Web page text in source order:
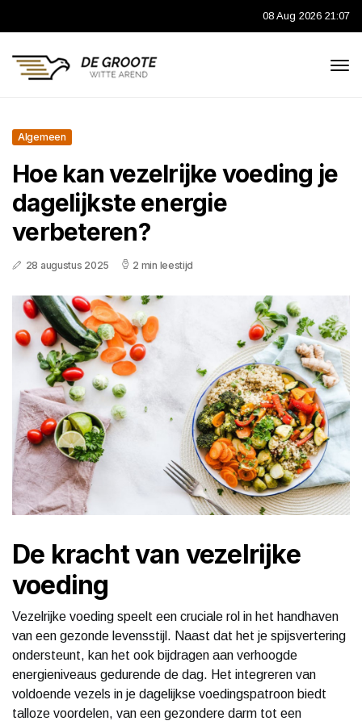
08 Aug 2026 21:07
Algemeen
Hoe kan vezelrijke voeding je
dagelijkste energie
verbeteren?
28 augustus 2025 2 min leestijd
De kracht van vezelrijke
voeding
Vezelrijke voeding speelt een cruciale rol in het handhaven
van een gezonde levensstijl. Naast dat het je spijsvertering
ondersteunt, kan het ook bijdragen aan verhoogde
energieniveaus gedurende de dag. Het integreren van
voldoende vezels in je dagelijkse voedingspatroon biedt
talloze voordelen, van een gezondere darm tot een